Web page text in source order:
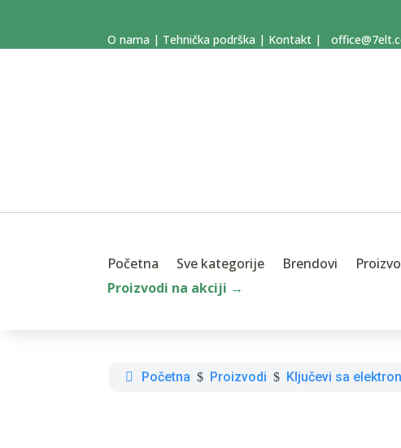
O nama | Tehnička podrška | Kontakt |
Početna Sve kategorije Brendovi
Proizvodi na akciji →
Početna $ Proizvodi $ Ključevi sa